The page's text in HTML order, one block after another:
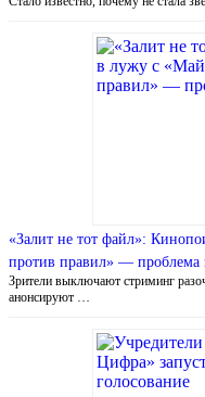
«Залит не тот файл»:
против правил» — проблема
Зрители выключают стриминг
анонсируют …